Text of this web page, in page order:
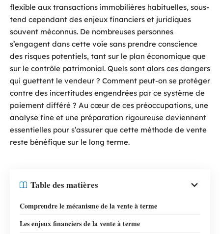
flexible aux transactions immobilières habituelles, sous-
tend cependant des enjeux financiers et juridiques
souvent méconnus. De nombreuses personnes
s’engagent dans cette voie sans prendre conscience
des risques potentiels, tant sur le plan économique que
sur le contrôle patrimonial. Quels sont alors ces dangers
qui guettent le vendeur ? Comment peut-on se protéger
contre des incertitudes engendrées par ce système de
paiement différé ? Au cœur de ces préoccupations, une
analyse fine et une préparation rigoureuse deviennent
essentielles pour s’assurer que cette méthode de vente
reste bénéfique sur le long terme.
Table des matières
Comprendre le mécanisme de la vente à terme
Les enjeux financiers de la vente à terme